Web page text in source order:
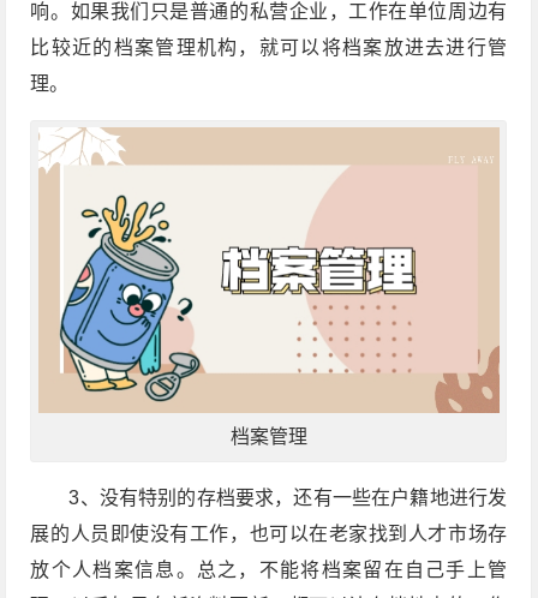
响。如果我们只是普通的私营企业，工作在单位周边有
比较近的档案管理机构，就可以将档案放进去进行管
理。
档案管理
3、没有特别的存档要求，还有一些在户籍地进行发
展的人员即使没有工作，也可以在老家找到人才市场存
放个人档案信息。总之，不能将档案留在自己手上管